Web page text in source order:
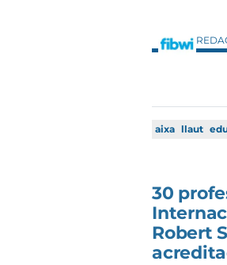
aixa llaut
30
Robert